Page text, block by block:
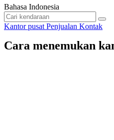
Bahasa Indonesia
Kantor pusat Penjualan Kontak
Cara menemukan